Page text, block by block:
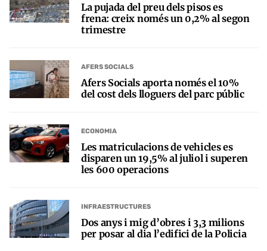
La pujada del preu dels pisos es
frena: creix només un 0,2% al segon
trimestre
AFERS SOCIALS
Afers Socials aporta només el 10%
del cost dels lloguers del parc públic
ECONOMIA
Les matriculacions de vehicles es
disparen un 19,5% al juliol i superen
les 600 operacions
INFRAESTRUCTURES
Dos anys i mig d’obres i 3,3 milions
per posar al dia l’edifici de la Policia